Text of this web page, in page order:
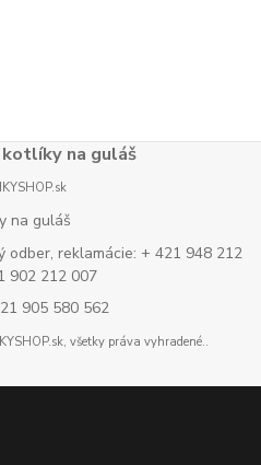
na guláš
na guláš
odber, reklamácie: + 421 948 212
902 212 007
905 580 562
všetky práva vyhradené..